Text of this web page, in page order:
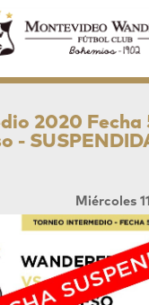
2020 Fecha
-
Miércoles